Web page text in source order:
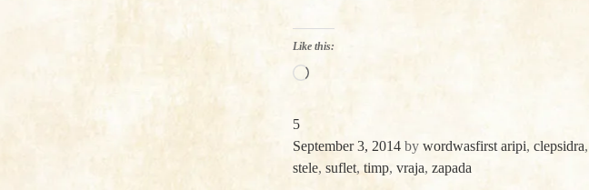
Like this:
Loading…
5
September 3, 2014 by wordwasfirst aripi, clepsidra,
stele, suflet, timp, vraja, zapada